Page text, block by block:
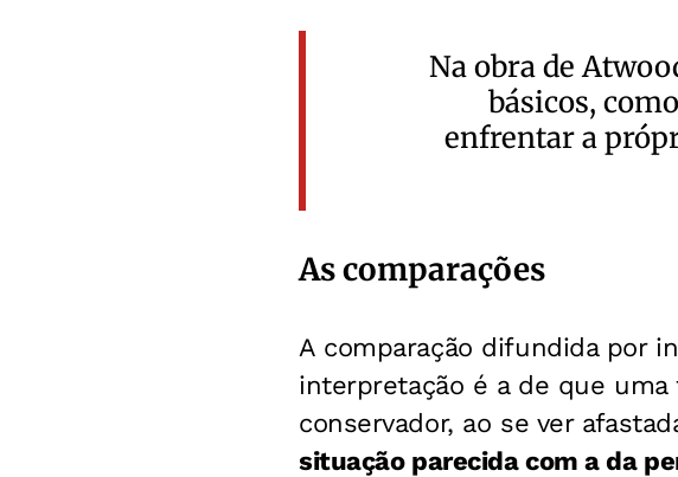
Na obra de
básicos,
enfrentar a
As comparações
A comparação difundida por
interpretação é a de que
conservador, ao se ver
situação parecida com a da